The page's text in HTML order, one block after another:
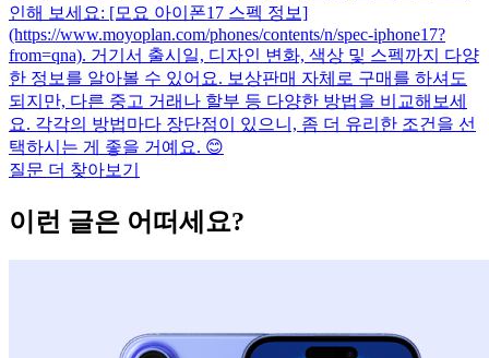
인해 보세요: [모요 아이폰17 스펙 정보]
(https://www.moyoplan.com/phones/contents/n/spec-iphone17?
from=qna). 거기서 출시일, 디자인 변화, 색상 및 스펙까지 다양
한 정보를 알아볼 수 있어요. 보상판매 자체로 구매를 하셔도
되지만, 다른 중고 거래나 할부 등 다양한 방법을 비교해보세
요. 각각의 방법마다 장단점이 있으니, 좀 더 유리한 조건을 선
택하시는 게 좋을 거예요. 😊
질문 더 찾아보기
이런 글은 어떠세요?